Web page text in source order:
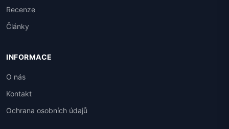
Recenze
Články
INFORMACE
O nás
Kontakt
Ochrana osobních údajů